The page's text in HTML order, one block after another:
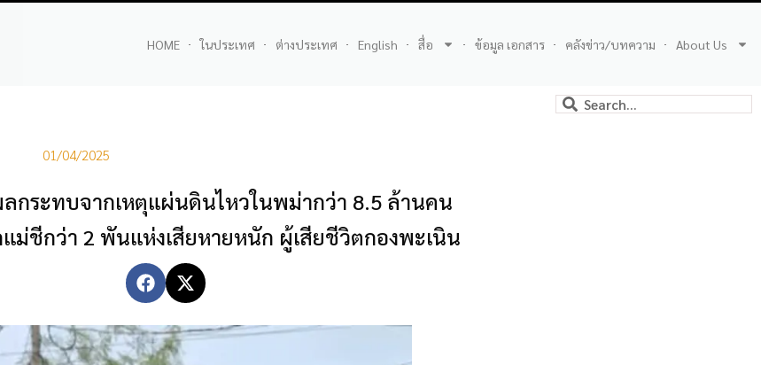
HOME ในประเทศ ต่างประเทศ English สื่อ ข้อมูล เอกสาร คลังข่าว/บทความ About Us
01/04/2025
กระทบจากเหตุแผ่นดินไหวในพม่ากว่า 8.5 ล้านคน
ม่ชีกว่า 2 พันแห่งเสียหายหนัก ผู้เสียชีวิตกองพะเนิน